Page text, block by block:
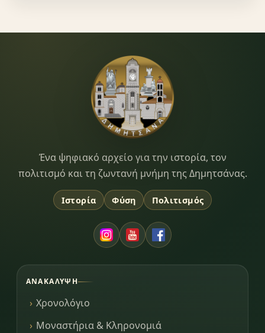
Dimitsana.gr
Ένα ψηφιακό αρχείο για την ιστορία, τον
πολιτισμό και τη ζωντανή μνήμη της Δημητσάνας.
Ιστορία Φύση Πολιτισμός
ΑΝΑΚΆΛΥΨΗ
Χρονολόγιο
Μοναστήρια & Κληρονομιά